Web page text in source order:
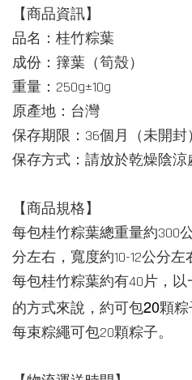
【商品資訊】
品名：桂竹粽葉
成份：籜葉（筍殼）
重量：250g±10g
原產地：台灣
保存期限：36個月（未開封）
保存方式：請放於乾燥陰涼
【商品規格】
每包桂竹粽葉總重量約300
分左右，寬度約10-12公分左
每包桂竹粽葉約有40片，
的方式來說，約可包20顆粽
每束粽繩可包20顆粽子。